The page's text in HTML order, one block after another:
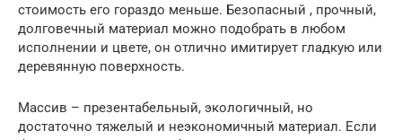
стоимость его гораздо меньше. Безопасный , прочный,
долговечный материал можно подобрать в любом
исполнении и цвете, он отлично имитирует гладкую или
деревянную поверхность.
Массив – презентабельный, экологичный, но
достаточно тяжелый и неэкономичный материал. Если